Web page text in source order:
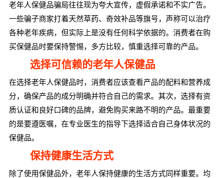
老年人保健品骗局往往现为夸大宣传，虚假承诺和不实广告。
一些骗子商家打着天然草药、奇效补品等旗号，声称可以治疗
各种老年疾病，但实际上是没有任何科学依据的。消费者在购
买保健品时要保持警惕，多方比较，慎重选择可靠的产品。
选择可信赖的老年人保健品
在选择老年人保健品时，消费者应该查看产品的配料和营养成
分，确保产品的成分明确并符合自己的需求。其次，选择有资
质认证和良好口碑的品牌，避免购买来路不明的产品。最重要
的是要遵医嘱，在专业医生的指导下选择适合自己身体状况的
保健品。
保持健康生活方式
除了使用保健品外，老年人保持健康的生活方式同样重要。均